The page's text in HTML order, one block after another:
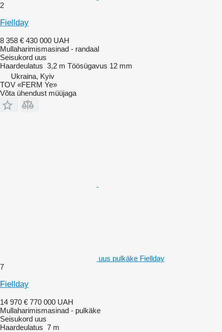
2
Fiellday
8 358 € 430 000 UAH
Mullaharimismasinad - randaal
Seisukord uus
Haardeulatus 3,2 m Töösügavus 12 mm
Ukraina, Kyiv
TOV «FERM Ye»
Võta ühendust müüjaga
uus pulkäke Fiellday
7
Fiellday
14 970 € 770 000 UAH
Mullaharimismasinad - pulkäke
Seisukord uus
Haardeulatus 7 m